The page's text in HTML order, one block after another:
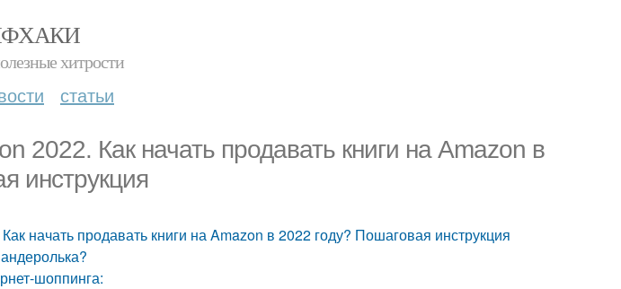
хитрости
статьи
2022. Как начать продавать книги на Amazon в
инструкция
начать продавать книги на Amazon в 2022 году? Пошаговая инструкция
шоппинга: